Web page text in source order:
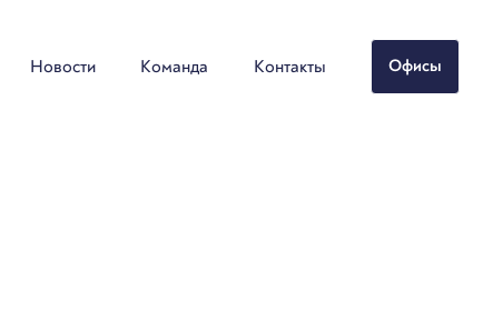
Новости Команда Контакты Офисы